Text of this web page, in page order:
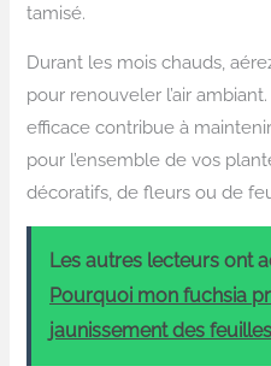
tamisé.
Durant les mois chauds,
pour renouveler l’air
efficace contribue à
pour l’ensemble de vos
décoratifs, de fleurs ou de
Les autres lecteurs ont
Pourquoi mon fuchsia
jaunissement des